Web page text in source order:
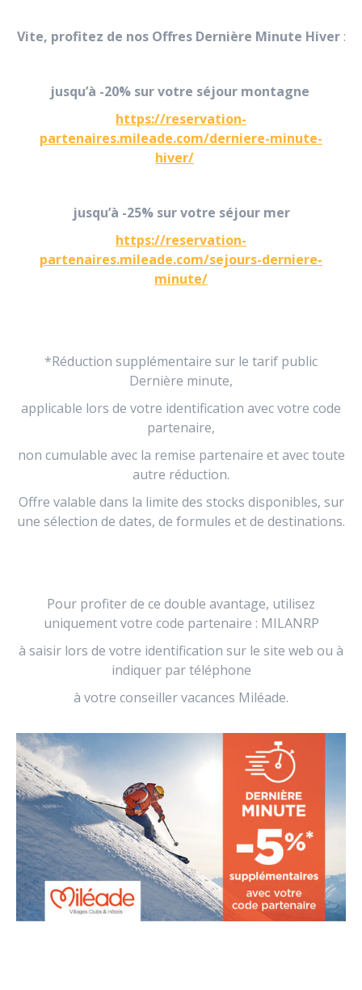
Vite, profitez de nos Offres Dernière Minute Hiver:
jusqu’à -20% sur votre séjour montagne
https://reservation-
partenaires.mileade.com/derniere-minute-
hiver/
jusqu’à -25% sur votre séjour mer
https://reservation-
partenaires.mileade.com/sejours-derniere-
minute/
*Réduction supplémentaire sur le tarif public
Dernière minute,
applicable lors de votre identification avec votre code
partenaire,
non cumulable avec la remise partenaire et avec toute
autre réduction.
Offre valable dans la limite des stocks disponibles, sur
une sélection de dates, de formules et de destinations.
Pour profiter de ce double avantage, utilisez
uniquement votre code partenaire : MILANRP
à saisir lors de votre identification sur le site web ou à
indiquer par téléphone
à votre conseiller vacances Miléade.